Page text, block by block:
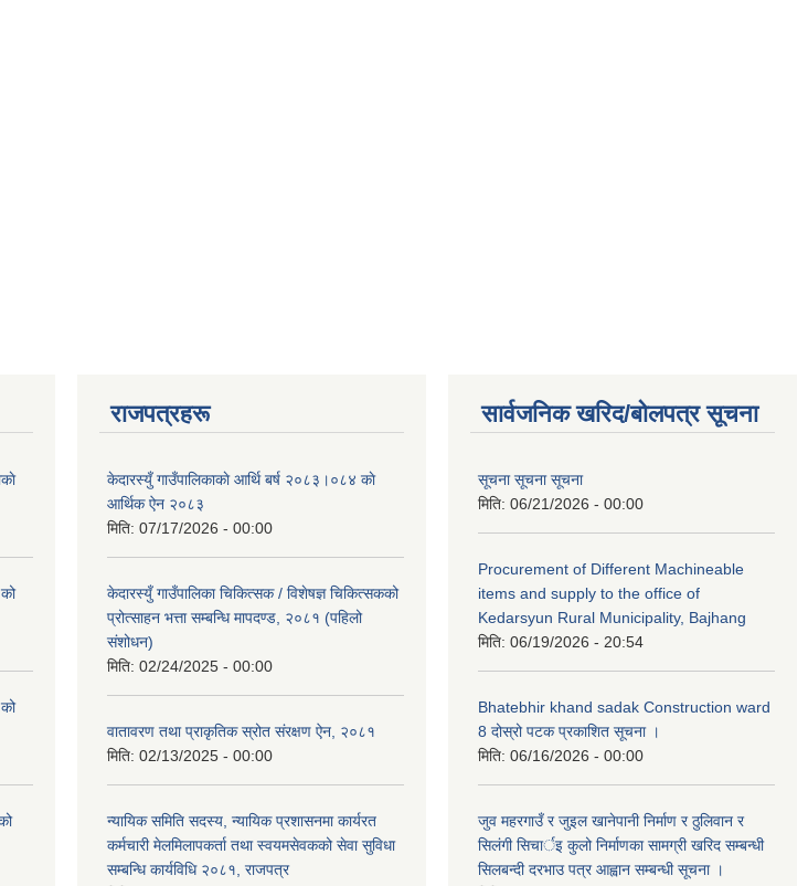
राजपत्रहरू
केदारस्युँ गाउँपालिकाकाे आर्थि बर्ष २०८३।०८४ काे
आर्थिक ऐन २०८३
मिति: 07/17/2026 - 00:00
केदारस्युँ गाउँपालिका चिकित्सक / विशेषज्ञ चिकित्सकको
प्रोत्साहन भत्ता सम्बन्धि मापदण्ड, २०८१ (पहिलो
संशोधन)
मिति: 02/24/2025 - 00:00
वातावरण तथा प्राकृतिक स्रोत संरक्षण ऐन, २०८१
मिति: 02/13/2025 - 00:00
न्यायिक समिति सदस्य, न्यायिक प्रशासनमा कार्यरत
कर्मचारी मेलमिलापकर्ता तथा स्वयमसेवकको सेवा सुविधा
सम्बन्धि कार्यविधि २०८१, राजपत्र
सार्वजनिक खरिद/बोलपत्र सूचना
सूचना सूचना सूचना
मिति: 06/21/2026 - 00:00
Procurement of Different Machineable
items and supply to the office of
Kedarsyun Rural Municipality, Bajhang
मिति: 06/19/2026 - 20:54
Bhatebhir khand sadak Construction ward
8 दोस्रो पटक प्रकाशित सूचना ।
मिति: 06/16/2026 - 00:00
जुव महरगाउँ र जुइल खानेपानी निर्माण र ठुलिवान र
सिलंगी सिचार्इ कुलो निर्माणका सामग्री खरिद सम्बन्धी
सिलबन्दी दरभाउ पत्र आह्वान सम्बन्धी सूचना ।